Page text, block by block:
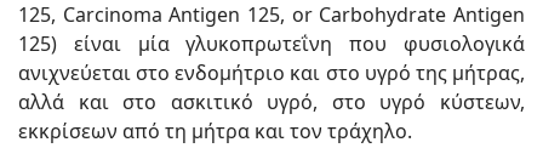
125, Carcinoma Antigen 125, or Carbohydrate Antigen
125) είναι μία γλυκοπρωτεΐνη που φυσιολογικά
ανιχνεύεται στο ενδομήτριο και στο υγρό της μήτρας,
αλλά και στο ασκιτικό υγρό, στο υγρό κύστεων,
εκκρίσεων από τη μήτρα και τον τράχηλο.